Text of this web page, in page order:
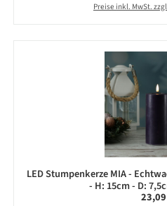
Preise inkl. MwSt.
LED Stumpenkerze MIA -
- H: 15cm - D: